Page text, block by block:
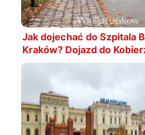
Jak dojechać do Szpitala
Kraków? Dojazd do